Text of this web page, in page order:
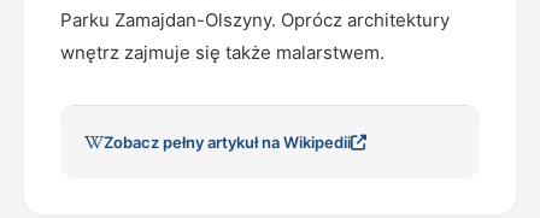
Parku Zamajdan-Olszyny. Oprócz architektury
wnętrz zajmuje się także malarstwem.
Zobacz pełny artykuł na Wikipedii